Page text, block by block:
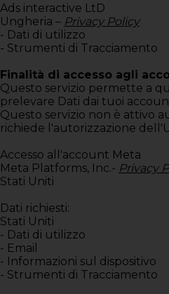
Ads interactive LtD
Ungheria – Privacy Policy
- Dati di utilizzo
- Strumenti di Tracciamento
Finalità di accesso agli
Questo servizio permette a
prelevare Dati dai tuoi
Questo servizio non è attivo
richiede l'autorizzazione
Accesso all'account Meta
Meta Platforms, Inc.- Privacy
Stati Uniti
Dati richiesti:
Stati Uniti
- Dati di utilizzo
- Email
- Informazioni sul dispositivo
- Strumenti di Tracciamento